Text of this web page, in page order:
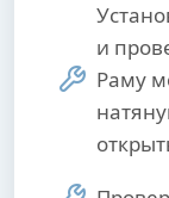
и
Раму